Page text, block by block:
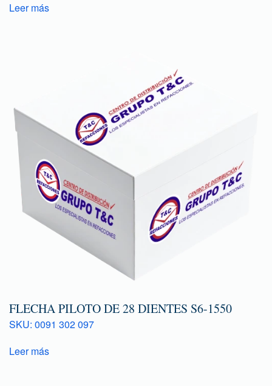
Leer más
FLECHA PILOTO DE 28 DIENTES S6-1550
SKU: 0091 302 097
Leer más